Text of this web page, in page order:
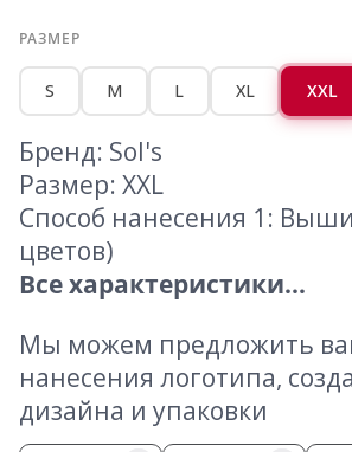
РАЗМЕР
S M L XL XXL
Бренд: Sol's
Размер: XXL
Способ нанесения 1:
цветов)
Все характеристики...
Мы можем предложить
нанесения логотипа,
дизайна и упаковки